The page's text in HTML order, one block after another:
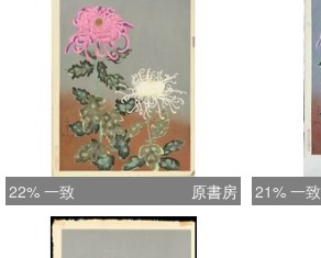
22% 一致 原書房 21% 一致